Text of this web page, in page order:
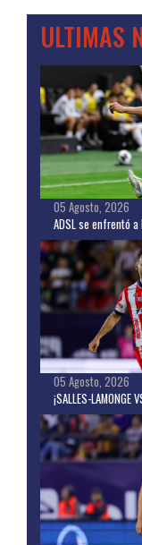
ULTIMAS
05 Agosto, 2026
ADSL se enfrentó
05 Agosto, 2026
¡SALLES-LAMONGE